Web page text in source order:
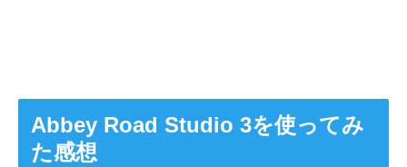
Abbey Road Studio 3を使ってみ
た感想